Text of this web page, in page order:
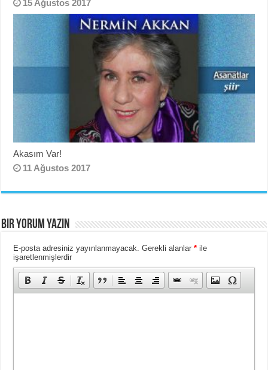
15 Ağustos 2017
Akasım Var!
11 Ağustos 2017
BIR YORUM YAZIN
E-posta adresiniz yayınlanmayacak. Gerekli alanlar* ile
işaretlenmişlerdir